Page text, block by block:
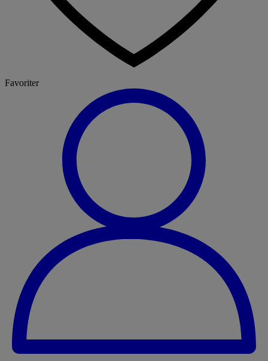
Favoriter